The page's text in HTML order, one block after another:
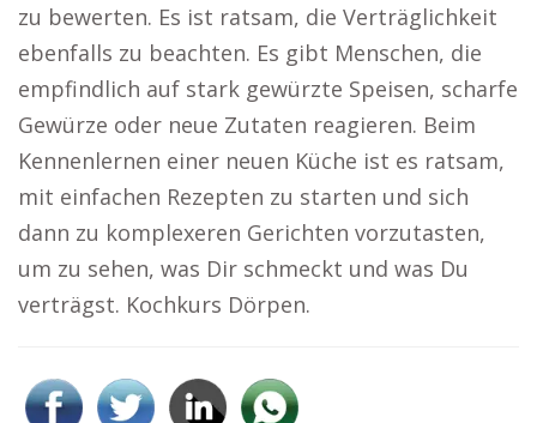
zu bewerten. Es ist ratsam, die Verträglichkeit
ebenfalls zu beachten. Es gibt Menschen, die
empfindlich auf stark gewürzte Speisen, scharfe
Gewürze oder neue Zutaten reagieren. Beim
Kennenlernen einer neuen Küche ist es ratsam,
mit einfachen Rezepten zu starten und sich
dann zu komplexeren Gerichten vorzutasten,
um zu sehen, was Dir schmeckt und was Du
verträgst. Kochkurs Dörpen.